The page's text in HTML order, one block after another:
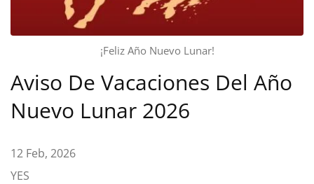
¡Feliz Año Nuevo Lunar!
Aviso De Vacaciones Del Año
Nuevo Lunar 2026
12 Feb, 2026
YES